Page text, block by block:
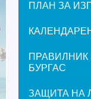
ПЛАН ЗА
ПРАВИЛНИК
БУРГАС
ЗАЩИТА НА